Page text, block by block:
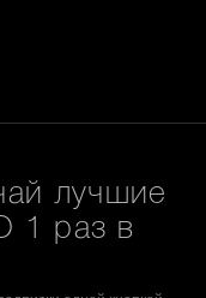
лучшие
1 раз в